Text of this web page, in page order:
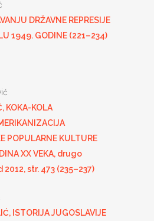
DRŽAVNE REPRESIJE
1949. GODINE (221–234)
KOKA-KOLA
POPULARNE KULTURE
XX VEKA, drugo
str. 473 (235–237)
ISTORIJA JUGOSLAVIJE